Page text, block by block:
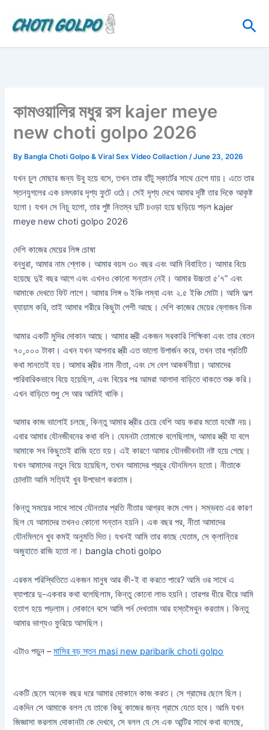
content
কামওয়ালির মধুর রস kajer meye
new choti golpo 2026
By Bangla Choti Golpo & Viral Sex Video Collaction/June 23, 2026
যখন চুল মোছার জন্য উবু হয়ে বসে, তখন তার হাঁটু স্কার্টের সাথে চেপে যায়। এতে তার
স্তনযুগলের এক চমৎকার দৃশ্য ফুটে ওঠে। সেই দৃশ্য দেখে আমার দৃষ্টি তার দিকে আকৃষ্ট
হলো। যখন সে নিচু হলো, তার পুষ্ট নিতম্ব দুটি চওড়া হয়ে ছড়িয়ে পড়ল kajer
meye new choti golpo 2026
দেশি কাজের মেয়ের লিঙ্গ চোষা
বন্ধুরা, আমার নাম শ্লোক। আমার বয়স ৩০ বছর এবং আমি বিবাহিত। আমার বিয়ে
হয়েছে দুই বছর আগে এবং এখনও কোনো সন্তান নেই। আমার উচ্চতা ৫’৭” এবং
আমাকে দেখতে ফিট লাগে। আমার লিঙ্গ ৬ ইঞ্চি লম্বা এবং ২.৫ ইঞ্চি মোটা। আমি অল্প
ব্যায়াম করি, তাই আমার শরীরে কিছুটা পেশী আছে। দেশি কাজের মেয়ের ব্লোজব ডিক
আমার একটি মুদির দোকান আছে। আমার স্ত্রী একজন সরকারি শিক্ষিকা এবং তার বেতন
৭০,০০০ টাকা। এখন যখন আপনার স্ত্রী এত ভালো উপার্জন করে, তখন তার প্রতিটি
কথা মানতেই হয়। আমার স্ত্রীর নাম নীতা, এবং সে বেশ আকর্ষণীয়া। আমাদের
পারিবারিকভাবে বিয়ে হয়েছিল, এবং বিয়ের পর আমরা আলাদা বাড়িতে থাকতে শুরু করি।
এখন বাড়িতে শুধু সে আর আমিই থাকি।
আমার কাজ ভালোই চলছে, কিন্তু আমার স্ত্রীর চেয়ে বেশি আয় করার মতো যথেষ্ট নয়।
এবার আমার যৌনজীবনের কথা বলি। যেমনটা তোমাকে বলেছিলাম, আমার স্ত্রী যা বলে
আমাকে সব কিছুতেই রাজি হতে হয়। এই কারণে আমার যৌনজীবনটা নষ্ট হয়ে গেছে।
যখন আমাদের নতুন বিয়ে হয়েছিল, তখন আমাদের প্রচুর যৌনমিলন হতো। নীতাকে
চোদাটা আমি সত্যিই খুব উপভোগ করতাম।
কিন্তু সময়ের সাথে সাথে যৌনতার প্রতি নীতার আগ্রহ কমে গেল। সম্ভবত এর কারণ
ছিল যে আমাদের তখনও কোনো সন্তান হয়নি। এক বছর পর, নীতা আমাদের
যৌনমিলনে খুব কমই অনুমতি দিত। যখনই আমি তার কাছে যেতাম, সে ক্লান্তির
অজুহাতে রাজি হতো না। bangla choti golpo
এরকম পরিস্থিতিতে একজন মানুষ আর কী-ই বা করতে পারে? আমি ওর সাথে এ
ব্যাপারে দু-একবার কথা বলেছিলাম, কিন্তু কোনো লাভ হয়নি। তারপর ধীরে ধীরে আমি
হতাশ হয়ে পড়লাম। দোকানে বসে আমি পর্ন দেখতাম আর হস্তমৈথুন করতাম। কিন্তু
আমার ভাগ্যও ফুরিয়ে আসছিল।
এটাও পড়ুন –মাসির বড় স্তন masi new paribarik choti golpo
একটি ছেলে অনেক বছর ধরে আমার দোকানে কাজ করত। সে গ্রামের ছেলে ছিল।
একদিন সে আমাকে বলল যে তাকে কিছু কাজের জন্য গ্রামে যেতে হবে। আমি যখন
জিজ্ঞাসা করলাম দোকানটা কে দেখবে, সে বলল যে সে এক আন্টির সাথে কথা বলেছে,